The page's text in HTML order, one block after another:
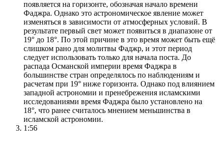
появляется на горизонте, обозначая начало времени
Фаджра. Однако это астрономическое явление может
изменяться в зависимости от атмосферных условий. В
результате первый свет может появиться в диапазоне от
19° до 18°. По этой причине в это время может быть ещё
слишком рано для молитвы Фаджр, и этот период
следует использовать только для начала поста. До
распада Османской империи время Фаджра в
большинстве стран определялось по наблюдениям и
расчетам при 19° ниже горизонта. Однако под влиянием
западной астрономии и пренебрежения исламскими
исследованиями время Фаджра было установлено на
18°, что ранее считалось мнением меньшинства в
исламской астрономии.
1:56